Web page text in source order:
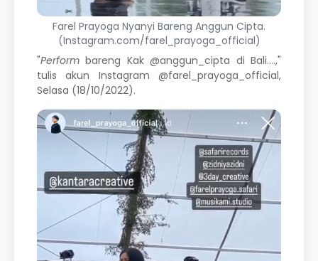
Farel Prayoga Nyanyi Bareng Anggun Cipta.
(Instagram.com/farel_prayoga_official)
"Performbareng Kak @anggun_cipta di Bali....,"
tulis akun Instagram @farel_prayoga_official,
Selasa (18/10/2022).